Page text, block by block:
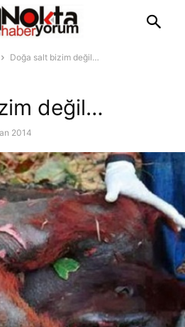
Doğa salt bizim değil…
değil…
2014